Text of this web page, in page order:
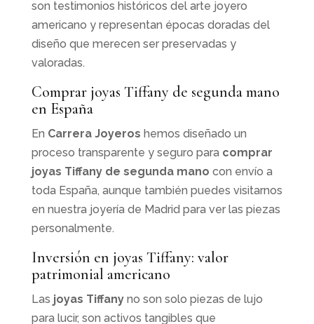
son testimonios históricos del arte joyero
americano y representan épocas doradas del
diseño que merecen ser preservadas y
valoradas.
Comprar joyas Tiffany de segunda mano
en España
En Carrera Joyeros hemos diseñado un
proceso transparente y seguro para comprar
joyas Tiffany de segunda mano con envío a
toda España, aunque también puedes visitarnos
en nuestra joyería de Madrid para ver las piezas
personalmente.
Inversión en joyas Tiffany: valor
patrimonial americano
Las joyas Tiffanyno son solo piezas de lujo
para lucir, son activos tangibles que